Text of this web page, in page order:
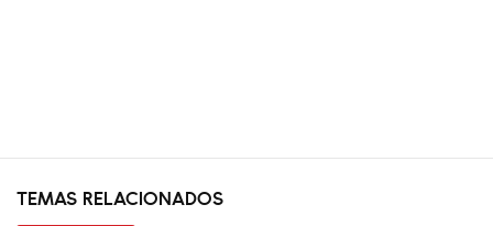
TEMAS RELACIONADOS